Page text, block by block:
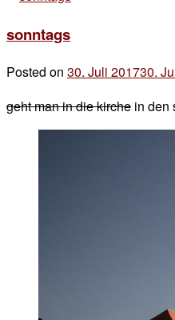
sonntags
Posted on 30. Juli 201730.
geht man in die kirche in den